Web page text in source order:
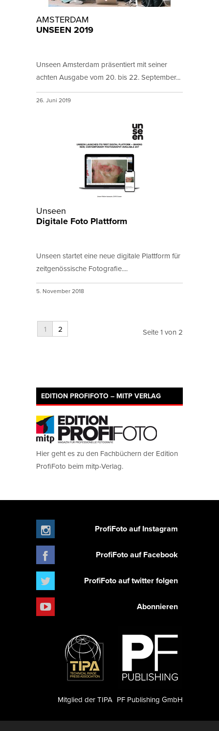
AMSTERDAM
UNSEEN 2019
Unseen Amsterdam präsentiert mit seiner
achten Ausgabe vom 20. bis 22. September...
26. Juni 2019
Unseen
Digitale Foto Plattform
Unseen startet eine neue digitale Plattform für
zeitgenössische Fotografie....
5. November 2018
1 2 Seite 1 von 2
EDITION PROFIFOTO – MITP VERLAG
Hier geht es zu den Fachbüchern der Edition
ProfiFoto beim mitp-Verlag.
ProfiFoto auf Instagram
ProfiFoto auf Facebook
ProfiFoto auf twitter folgen
Abonnieren
PF Publishing GmbH
Mitglied der TIPA